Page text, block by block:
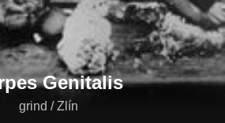
Genitalis
grind / Zlín